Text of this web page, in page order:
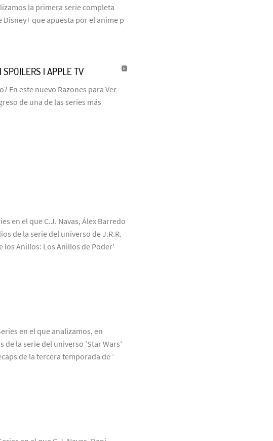
la primera serie completa
que apuesta por el anime p
SPOILERS | APPLE TV
En este nuevo Razones para Ver
de una de las series más
en el que C.J. Navas, Álex Barredo
de la serie del universo de J.R.R.
los Anillos: Los Anillos de Poder'
en el que analizamos, en
la serie del universo ’Star Wars’
de la tercera temporada de ’